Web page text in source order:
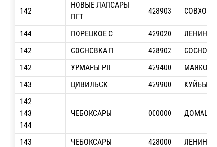
142
НОВЫЕ ЛАПСАРЫ
ПГТ
428903
144 ПОРЕЦКОЕ С 429020
ЛЕНИНА,
142
СОСНОВКА П 428902
142
УРМАРЫ РП 429400
143
ЦИВИЛЬСК 429900
142
143
144
ЧЕБОКСАРЫ 000000
143 ЧЕБОКСАРЫ 428000
ЛЕНИНА